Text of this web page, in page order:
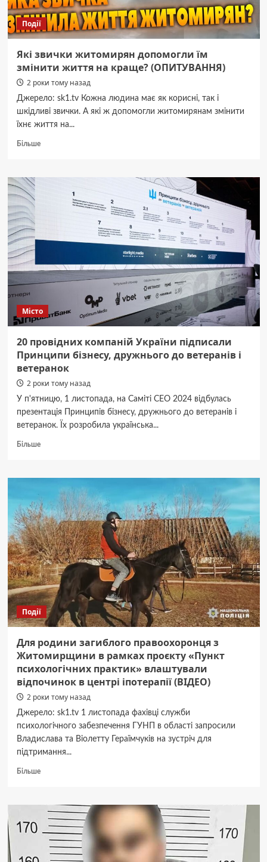
у
чому
причина
(ВІДЕО)
Події
Які звички житомирян допомогли їм
змінити життя на краще? (ОПИТУВАННЯ)
2 роки тому назад
Джерело: sk1.tv Кожна людина має як корисні, так і
шкідливі звички. А які ж допомогли житомирянам змінити
їхнє життя на...
БільшеДокладніше
звички
допомогли
(ОПИТУВАННЯ)
Місто
20 провідних компаній України підписали
Принципи бізнесу, дружнього до ветеранів і
ветеранок
2 роки тому назад
У п'ятницю, 1 листопада, на Саміті СЕО 2024 відбулась
презентація Принципів бізнесу, дружнього до ветеранів і
ветеранок. Їх розробила українська...
БільшеДокладніше
провідних
компаній
України
підписали
Принципи
бізнесу,
дружнього
до
ветеранів
і
ветеранок
Події
Для родини загиблого правоохоронця з
Житомирщини в рамках проєкту «Пункт
психологічних практик» влаштували
відпочинок в центрі іпотерапії (ВІДЕО)
2 роки тому назад
Джерело: sk1.tv 1 листопада фахівці служби
психологічного забезпечення ГУНП в області запросили
Владислава та Віолетту Гераїмчуків на зустріч для
підтримання...
БільшеДокладніше
родини
загиблого
правоохоронця
Житомирщини